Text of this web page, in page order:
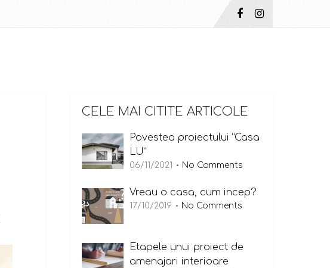
CELE MAI CITITE ARTICOLE
Povestea proiectului “Casa
LU”
06/11/2021 No Comments
Vreau o casa, cum incep?
17/10/2019 No Comments
Etapele unui proiect de
amenajari interioare